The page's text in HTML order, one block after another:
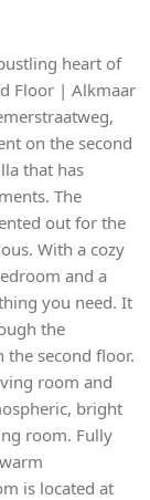
heart of
Floor | Alkmaar
on the second
that has
The
out for the
With a cozy
and a
you need. It
the
the second floor.
room and
bright
room. Fully
is located at